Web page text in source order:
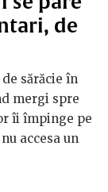
de
sărăcie în
mergi spre
îi împinge pe
accesa un